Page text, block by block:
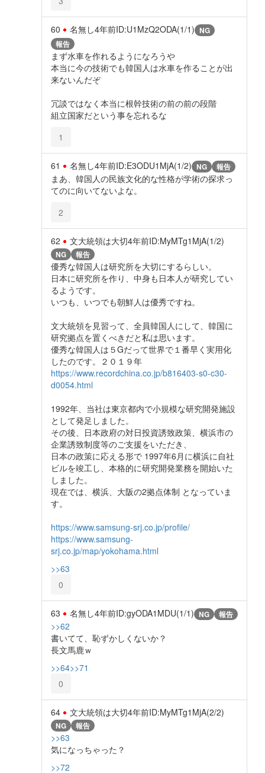
60 名無し4年前ID:U1MzQ2ODA(1/1) NG
報告
まず水車を作れるようになろうや
本当に今の技術でも韓国人は水車を作ることが出
来ないんだぞ
冗談ではなく本当に根幹技術の前の前の段階
組立国家だという事を忘れるな
1
61 名無し4年前ID:E3ODU1MjA(1/2) NG 報告
まあ、韓国人の民族文化的な性格が学術の探求っ
てのに向いてないよな。
2
62 文大統領は大切4年前ID:MyMTg1MjA(1/2)
NG 報告
優秀な韓国人は研究所を大切にするらしい。
日本に研究所を作り、中身も日本人が研究してい
るようです。
いつも、いつでも朝鮮人は優秀ですね。
文大統領を見習って、全員韓国人にして、韓国に
研究拠点を置くべきだと私は思います。
優秀な韓国人は５Gだって世界で１番早く実用化
したのです。２０１９年
https://www.recordchina.co.jp/b816403-s0-c30-
d0054.html
1992年、当社は東京都内で小規模な研究開発施設
として発足しました。
その後、日本政府の対日投資誘致政策、横浜市の
企業誘致制度等のご支援をいただき、
日本の政策に応える形で 1997年6月に横浜に自社
ビルを竣工し、本格的に研究開発業務を開始いた
しました。
現在では、横浜、大阪の2拠点体制 となっていま
す。
https://www.samsung-srj.co.jp/profile/
https://www.samsung-
srj.co.jp/map/yokohama.html
>>63
0
63 名無し4年前ID:gyODA1MDU(1/1) NG 報告
>>62
書いてて、恥ずかしくないか？
長文馬鹿ｗ
>>64>>71
0
64 文大統領は大切4年前ID:MyMTg1MjA(2/2)
NG 報告
>>63
気になっちゃった？
>>72